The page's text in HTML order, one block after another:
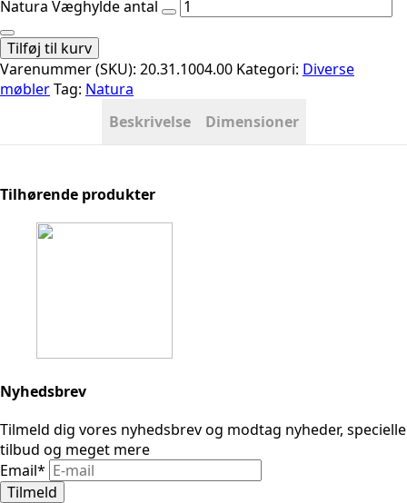
Natura Væghylde antal
Tilføj til kurv
Varenummer (SKU): 20.31.1004.00 Kategori: Diverse
møblerTag: Natura
Beskrivelse
Dimensioner
Tilhørende produkter
Nyhedsbrev
Tilmeld dig vores nyhedsbrev og modtag nyheder, specielle
tilbud og meget mere
Email*
Tilmeld